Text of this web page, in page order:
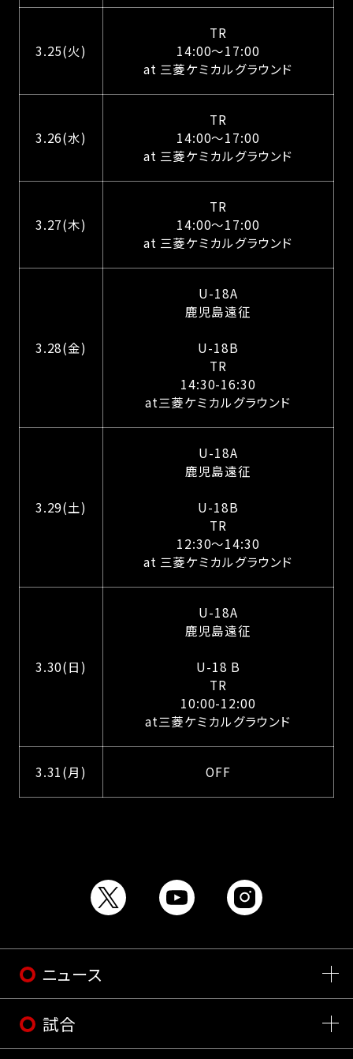
3.25(火)
TR
14:00〜17:00
at 三菱ケミカルグラウンド
3.26(水)
TR
14:00〜17:00
at 三菱ケミカルグラウンド
3.27(木)
TR
14:00〜17:00
at 三菱ケミカルグラウンド
3.28(金)
U-18A
鹿児島遠征
U-18B
TR
14:30-16:30
at三菱ケミカルグラウンド
3.29(土)
U-18A
鹿児島遠征
U-18B
TR
12:30〜14:30
at 三菱ケミカルグラウンド
3.30(日)
U-18A
鹿児島遠征
U-18 B
TR
10:00-12:00
at三菱ケミカルグラウンド
3.31(月) OFF
ニュース
試合